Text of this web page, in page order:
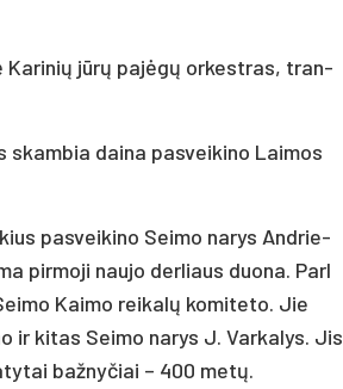
Ka­ri­nių jū­rų pa­jė­gų or­kest­ras, tran­
skam­bia dai­na pa­svei­ki­no Lai­mos
pa­svei­ki­no Sei­mo na­rys And­rie­
pir­mo­ji nau­jo der­liaus duo­na. Par­l
Kai­mo rei­ka­lų ko­mi­te­to. Jie
ir ki­tas Sei­mo na­rys J. Var­ka­lys. Jis
baž­ny­čiai – 400 me­tų.